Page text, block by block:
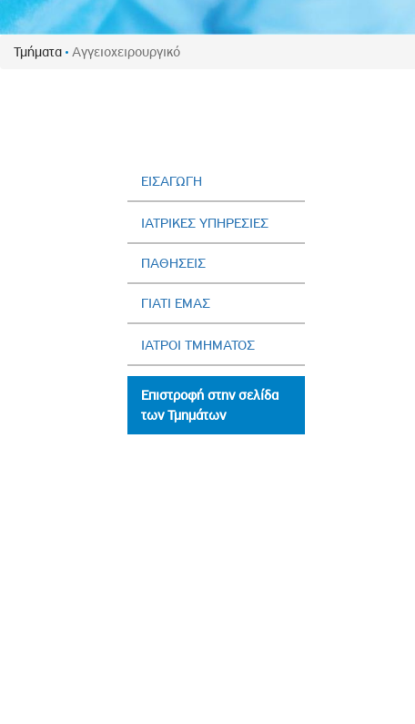
Πολιτική Προσλήψεων
Πολιτικές Ασφάλειας
Κανονισμός Επιτροπής
Διεύθυνση Εσωτερικού
Έκθεσης Βιώσιμης
Πολιτική Δέουσας
Πολιτική Αναγνώρισης
Ειδική Ετήσια Έκθεση
Τμήματα Αγγειοχειρουργικό
ΕΙΣΑΓΩΓΗ
ΙΑΤΡΙΚΕΣ ΥΠΗΡΕΣΙΕΣ
ΠΑΘΗΣΕΙΣ
ΓΙΑΤΙ ΕΜΑΣ
ΙΑΤΡΟΙ ΤΜΗΜΑΤΟΣ
Επιστροφή στην σελίδα
των Τμημάτων